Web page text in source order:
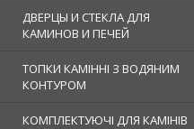
ДВЕРЦЫ И СТЕКЛА ДЛЯ
КАМИНОВ И ПЕЧЕЙ
ТОПКИ КАМІННІ З ВОДЯНИМ
КОНТУРОМ
КОМПЛЕКТУЮЧІ ДЛЯ КАМІНІВ